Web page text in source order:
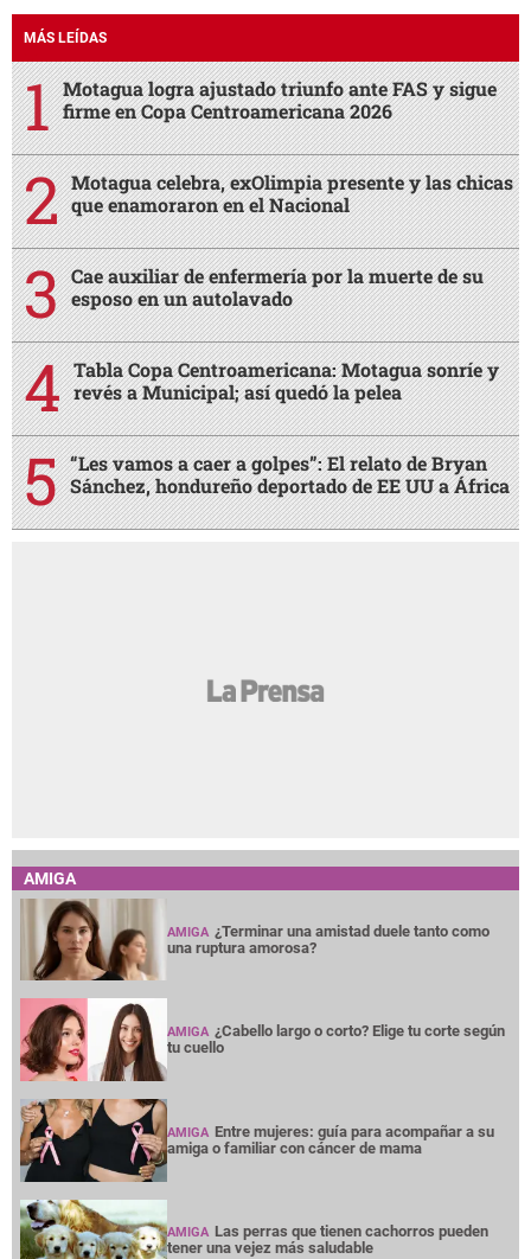
MÁS LEÍDAS
Motagua logra ajustado triunfo ante FAS y sigue
firme en Copa Centroamericana 2026
Motagua celebra, exOlimpia presente y las chicas
que enamoraron en el Nacional
Cae auxiliar de enfermería por la muerte de su
esposo en un autolavado
Tabla Copa Centroamericana: Motagua sonríe y
revés a Municipal; así quedó la pelea
“Les vamos a caer a golpes”: El relato de Bryan
Sánchez, hondureño deportado de EE UU a África
AMIGA
AMIGA ¿Terminar una amistad duele tanto como
una ruptura amorosa?
AMIGA ¿Cabello largo o corto? Elige tu corte según
tu cuello
AMIGA Entre mujeres: guía para acompañar a su
amiga o familiar con cáncer de mama
AMIGA Las perras que tienen cachorros pueden
tener una vejez más saludable